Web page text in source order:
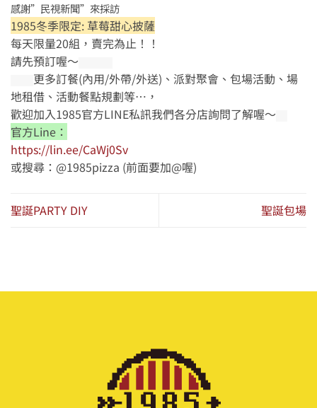
感謝”民視新聞”來採訪
1985冬季限定: 草莓甜心披薩
每天限量20組，賣完為止！！
請先預訂喔～
更多訂餐(內用/外帶/外送)、派對聚會、包場活動、場
地租借、活動餐點規劃等…，
歡迎加入1985官方LINE私訊我們各分店詢問了解喔～
官方Line：
https://lin.ee/CaWj0Sv
或搜尋：@1985pizza (前面要加@喔)
聖誕PARTY DIY 聖誕包場